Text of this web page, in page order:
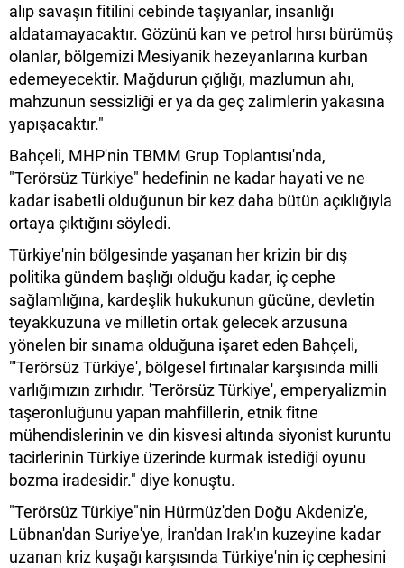
alıp savaşın fitilini cebinde taşıyanlar, insanlığı
aldatamayacaktır. Gözünü kan ve petrol hırsı bürümüş
olanlar, bölgemizi Mesiyanik hezeyanlarına kurban
edemeyecektir. Mağdurun çığlığı, mazlumun ahı,
mahzunun sessizliği er ya da geç zalimlerin yakasına
yapışacaktır."
Bahçeli, MHP'nin TBMM Grup Toplantısı'nda,
"Terörsüz Türkiye" hedefinin ne kadar hayati ve ne
kadar isabetli olduğunun bir kez daha bütün açıklığıyla
ortaya çıktığını söyledi.
Türkiye'nin bölgesinde yaşanan her krizin bir dış
politika gündem başlığı olduğu kadar, iç cephe
sağlamlığına, kardeşlik hukukunun gücüne, devletin
teyakkuzuna ve milletin ortak gelecek arzusuna
yönelen bir sınama olduğuna işaret eden Bahçeli,
"'Terörsüz Türkiye', bölgesel fırtınalar karşısında milli
varlığımızın zırhıdır. 'Terörsüz Türkiye', emperyalizmin
taşeronluğunu yapan mahfillerin, etnik fitne
mühendislerinin ve din kisvesi altında siyonist kuruntu
tacirlerinin Türkiye üzerinde kurmak istediği oyunu
bozma iradesidir." diye konuştu.
"Terörsüz Türkiye"nin Hürmüz'den Doğu Akdeniz'e,
Lübnan'dan Suriye'ye, İran'dan Irak'ın kuzeyine kadar
uzanan kriz kuşağı karşısında Türkiye'nin iç cephesini